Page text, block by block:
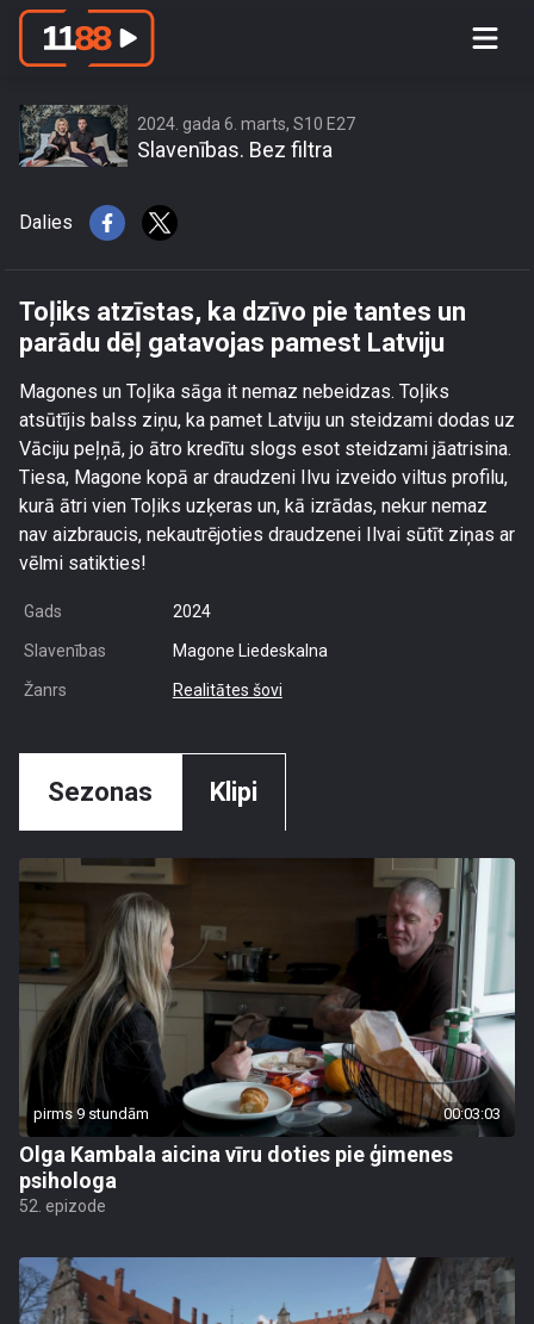
Toļiks atzīstas, ka dzīvo pie tantes un
2024. gada 6. marts, S10 E27
Slavenības. Bez filtra
Dalies
Toļiks atzīstas, ka dzīvo pie tantes un
parādu dēļ gatavojas pamest Latviju
Magones un Toļika sāga it nemaz nebeidzas. Toļiks
atsūtījis balss ziņu, ka pamet Latviju un steidzami dodas uz
Vāciju peļņā, jo ātro kredītu slogs esot steidzami jāatrisina.
Tiesa, Magone kopā ar draudzeni Ilvu izveido viltus profilu,
kurā ātri vien Toļiks uzķeras un, kā izrādas, nekur nemaz
nav aizbraucis, nekautrējoties draudzenei Ilvai sūtīt ziņas ar
vēlmi satikties!
Gads 2024
Slavenības Magone Liedeskalna
Žanrs Realitātes šovi
Sezonas Klipi
pirms 9 stundām 00:03:03
Olga Kambala aicina vīru doties pie ģimenes
psihologa
52. epizode